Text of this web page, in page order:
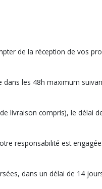
de la réception de vos
les 48h maximum
livraison compris), le délai
responsabilité est
dans un délai de 14